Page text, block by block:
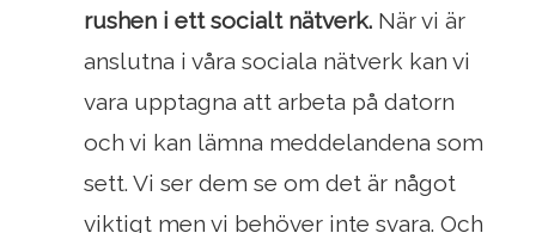
rushen i ett socialt nätverk. När vi är
anslutna i våra sociala nätverk kan vi
vara upptagna att arbeta på datorn
och vi kan lämna meddelandena som
sett. Vi ser dem se om det är något
viktigt men vi behöver inte svara. Och